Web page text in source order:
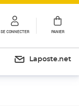
SE CONNECTER PANIER
Laposte.net